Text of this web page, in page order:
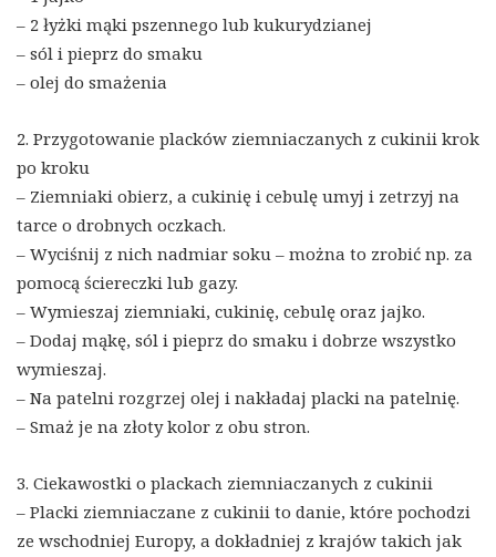
– 2 łyżki mąki pszennego lub kukurydzianej
– sól i pieprz do smaku
– olej do smażenia
2. Przygotowanie placków ziemniaczanych z cukinii krok
po kroku
– Ziemniaki obierz, a cukinię i cebulę umyj i zetrzyj na
tarce o drobnych oczkach.
– Wyciśnij z nich nadmiar soku – można to zrobić np. za
pomocą ściereczki lub gazy.
– Wymieszaj ziemniaki, cukinię, cebulę oraz jajko.
– Dodaj mąkę, sól i pieprz do smaku i dobrze wszystko
wymieszaj.
– Na patelni rozgrzej olej i nakładaj placki na patelnię.
– Smaż je na złoty kolor z obu stron.
3. Ciekawostki o plackach ziemniaczanych z cukinii
– Placki ziemniaczane z cukinii to danie, które pochodzi
ze wschodniej Europy, a dokładniej z krajów takich jak